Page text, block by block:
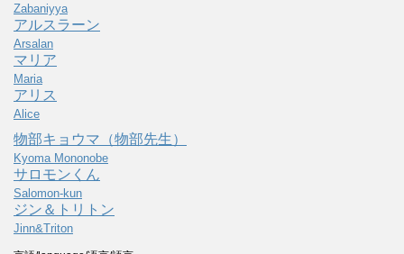
Zabaniyya
アルスラーン
Arsalan
マリア
Maria
アリス
Alice
物部キョウマ（物部先生）
Kyoma Mononobe
サロモンくん
Salomon-kun
ジン＆トリトン
Jinn&Triton